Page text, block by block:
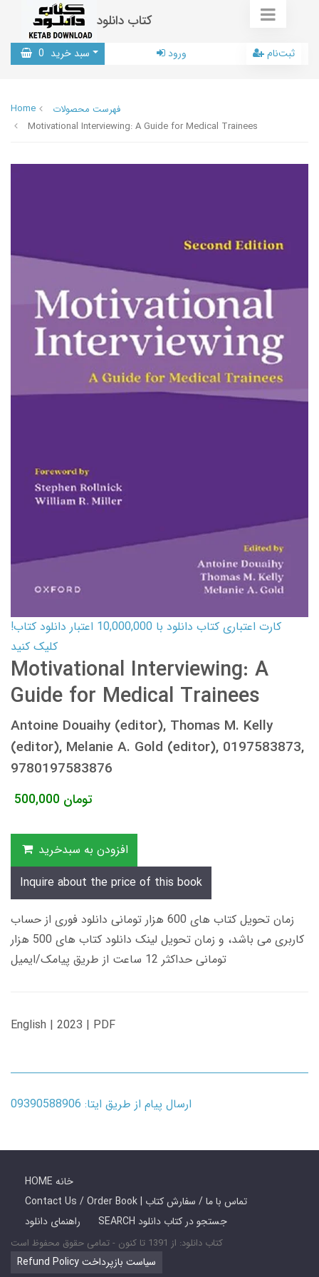
کتاب دانلود
سبد خرید 0 ورود ثبت‌نام
Home
فهرست محصولات
Motivational Interviewing: A Guide for Medical Trainees
کارت اعتباری کتاب دانلود با 10,000,000 اعتبار دانلود کتاب!
کلیک کنید
Motivational Interviewing: A
Guide for Medical Trainees
Antoine Douaihy (editor), Thomas M. Kelly
(editor), Melanie A. Gold (editor), 0197583873,
9780197583876
500,000 تومان
افزودن به سبدخرید
Inquire about the price of this book
زمان تحویل کتاب های 600 هزار تومانی دانلود فوری از حساب
کاربری می باشد، و زمان تحویل لینک دانلود کتاب های 500 هزار
تومانی حداکثر 12 ساعت از طریق پیامک/ایمیل
English | 2023 | PDF
ارسال پیام از طریق ایتا: 09390588906
HOME خانه
Contact Us / Order Book | تماس با ما / سفارش کتاب
راهنمای دانلود
SEARCH جستجو در کتاب دانلود
کتاب دانلود: از 1391 تا کنون - تمامی حقوق محفوظ است
Refund Policy سیاست بازپرداخت